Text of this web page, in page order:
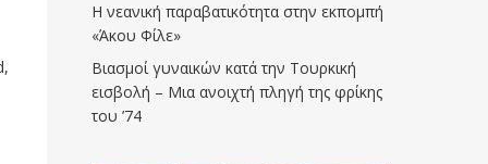
Η νεανική παραβατικότητα στην εκπομπή
«Άκου Φίλε»
Βιασμοί γυναικών κατά την Τουρκική
εισβολή – Μια ανοιχτή πληγή της φρίκης
του ’74